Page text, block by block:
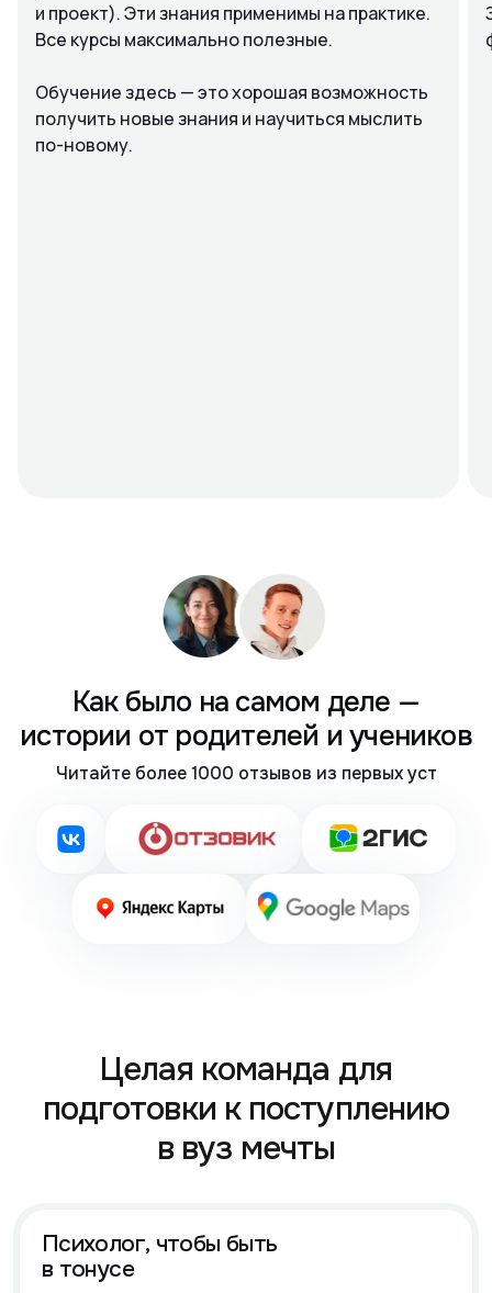
и проект). Эти знания применимы на практике.
Все курсы максимально полезные.
Обучение здесь — это хорошая возможность
получить новые знания и научиться мыслить
по-новому.
Как было на самом деле —
истории от родителей и учеников
Читайте более 1000 отзывов из первых уст
Целая команда для
подготовки к поступлению
в вуз мечты
Психолог, чтобы быть
в тонусе